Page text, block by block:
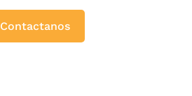
Contactanos